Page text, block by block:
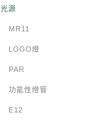
光源
MR11
LOGO燈
PAR
功能性燈管
E12